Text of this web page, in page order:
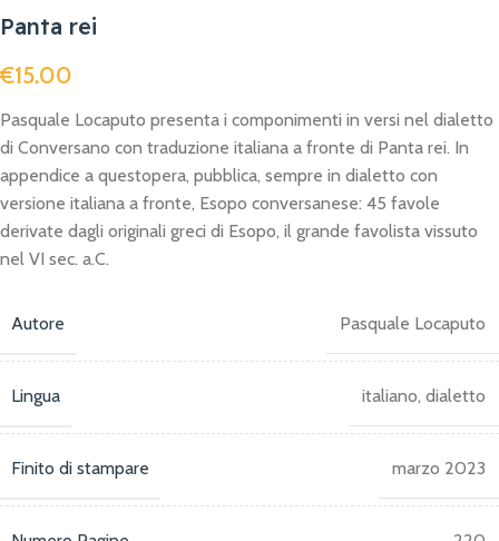
Panta rei
€15.00
Pasquale Locaputo presenta i componimenti in versi nel dialetto
di Conversano con traduzione italiana a fronte di Panta rei. In
appendice a questopera, pubblica, sempre in dialetto con
versione italiana a fronte, Esopo conversanese: 45 favole
derivate dagli originali greci di Esopo, il grande favolista vissuto
nel VI sec. a.C.
Autore Pasquale Locaputo
Lingua italiano, dialetto
Finito di stampare marzo 2023